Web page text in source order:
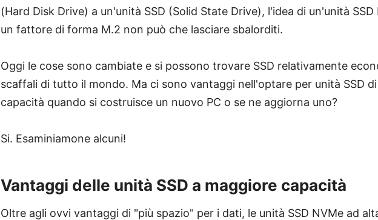
(Hard Disk Drive) a un'unità SSD (Solid State Drive), l'idea di un'unità SSD
un fattore di forma M.2 non può che lasciare sbalorditi.
Oggi le cose sono cambiate e si possono trovare SSD relativamente
scaffali di tutto il mondo. Ma ci sono vantaggi nell'optare per unità SSD
capacità quando si costruisce un nuovo PC o se ne aggiorna uno?
Si. Esaminiamone alcuni!
Vantaggi delle unità SSD a maggiore capacità
Oltre agli ovvi vantaggi di "più spazio" per i dati, le unità SSD NVMe ad